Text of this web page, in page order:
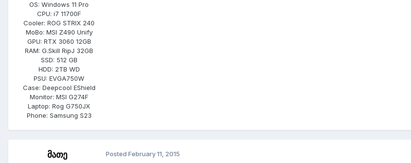
OS: Windows 11 Pro
CPU: i7 11700F
Cooler: ROG STRIX 240
MoBo: MSI Z490 Unify
GPU: RTX 3060 12GB
RAM: G.Skill RipJ 32GB
SSD: 512 GB
HDD: 2TB WD
PSU: EVGA750W
Case: Deepcool EShield
Monitor: MSI G274F
Laptop: Rog G750JX
Phone: Samsung S23
მათე Posted February 11, 2015